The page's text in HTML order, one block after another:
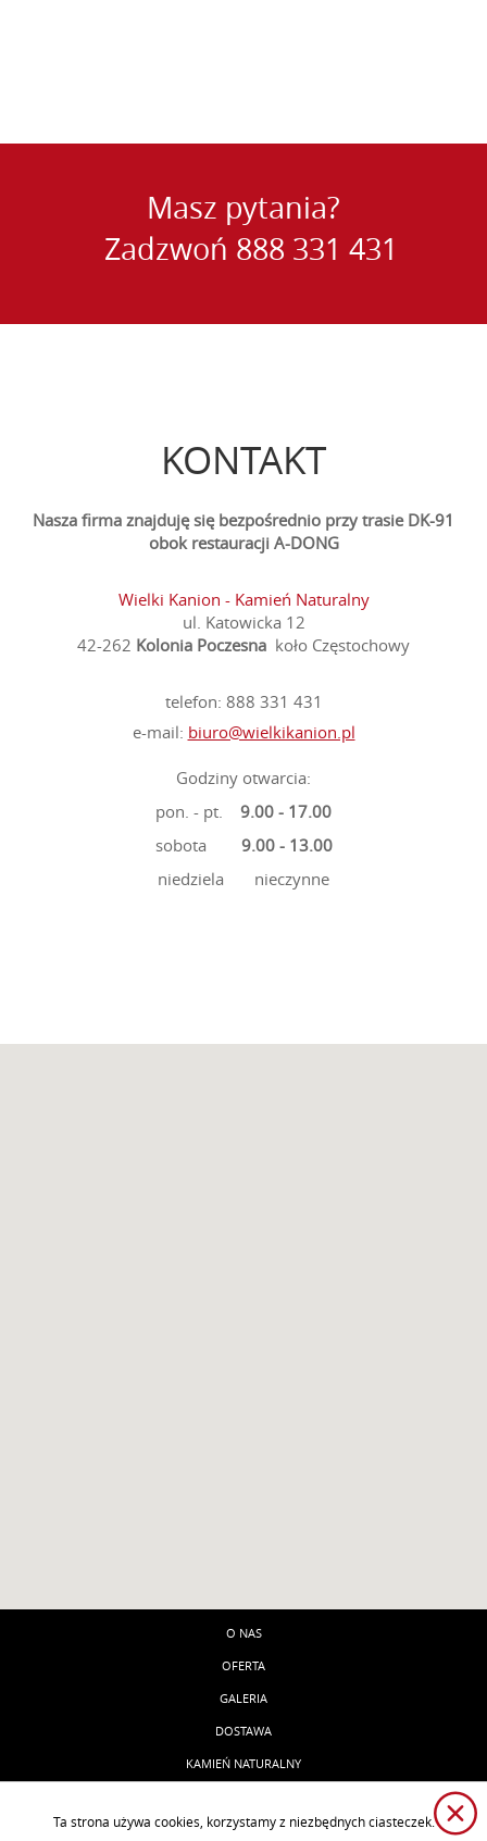
Masz pytania?
Zadzwoń 888 331 431
KONTAKT
Nasza firma znajduję się bezpośrednio przy trasie DK-91
obok restauracji A-DONG
Wielki Kanion - Kamień Naturalny
ul. Katowicka 12
42-262 Kolonia Poczesna koło Częstochowy
telefon: 888 331 431
e-mail: biuro@wielkikanion.pl
Godziny otwarcia:
pon. - pt. 9.00 - 17.00
sobota 9.00 - 13.00
niedziela nieczynne
O NAS
OFERTA
GALERIA
DOSTAWA
KAMIEŃ NATURALNY
Ta strona używa cookies, korzystamy z niezbędnych ciasteczek.